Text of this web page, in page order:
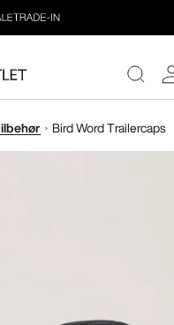
Bird Word Trailercaps